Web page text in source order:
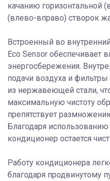
качанию горизонтальной
(влево-вправо) створок
Встроенный во
Eco Sensor обеспечивает
энергосбережения.
подачи воздуха и
из нержавеющей стали,
максимальную чистоту
препятствует
Благодаря использованию
кондиционер остается
Работу кондиционера
благодаря продвинутому